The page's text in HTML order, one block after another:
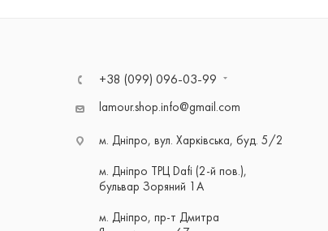
+38 (099) 096-03-99
lamour.shop.info@gmail.com
м. Дніпро, вул. Харківська, буд. 5/2
м. Дніпро ТРЦ Dafi (2-й пов.),
бульвар Зоряний 1А
м. Дніпро, пр-т Дмитра